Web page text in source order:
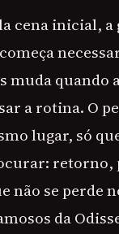
cena inicial, a
muda quando
a rotina. O
lugar, só
não se perde
da